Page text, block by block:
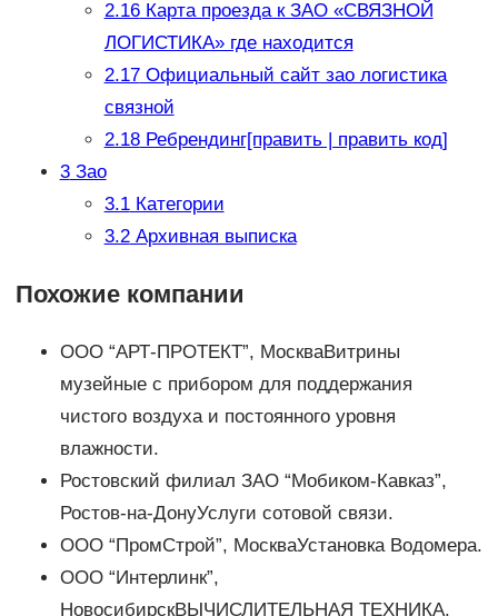
2.16Карта проезда к ЗАО «СВЯЗНОЙ
ЛОГИСТИКА» где находится
2.17Официальный сайт зао логистика
связной
2.18Ребрендинг[править | править код]
3Зао
3.1Категории
3.2Архивная выписка
Похожие компании
ООО “АРТ-ПРОТЕКТ”, МоскваВитрины
музейные с прибором для поддержания
чистого воздуха и постоянного уровня
влажности.
Ростовский филиал ЗАО “Мобиком-Кавказ”,
Ростов-на-ДонуУслуги сотовой связи.
ООО “ПромСтрой”, МоскваУстановка Водомера.
ООО “Интерлинк”,
НовосибирскВЫЧИСЛИТЕЛЬНАЯ ТЕХНИКА.